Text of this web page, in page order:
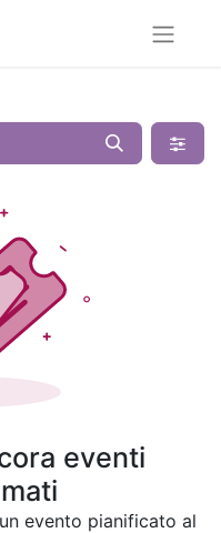
eventi
evento pianificato al